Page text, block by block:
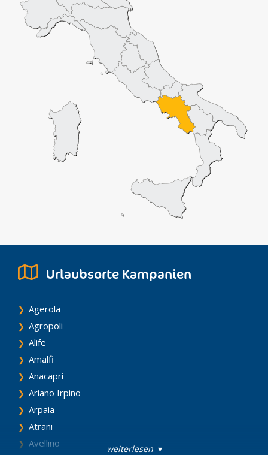
Urlaubsorte Kampanien
Agerola
Agropoli
Alife
Amalfi
Anacapri
Ariano Irpino
Arpaia
Atrani
Avellino
weiterlesen▾